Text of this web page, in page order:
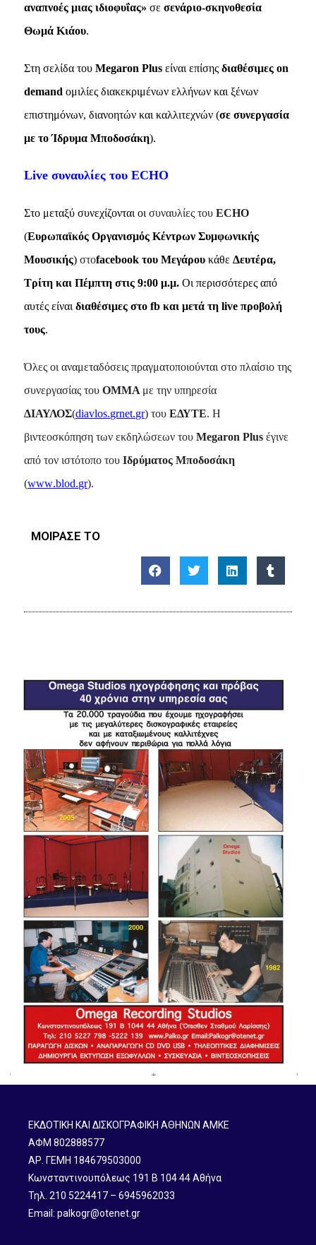
αναπνοές μιας ιδιοφυΐας» σε σενάριο-σκηνοθεσία
Θωμά Κιάου.
Στη σελίδα του Megaron Plusείναι επίσης διαθέσιμες on
demand ομιλίες διακεκριμένων ελλήνων και ξένων
επιστημόνων, διανοητών και καλλιτεχνών (σε συνεργασία
με το Ίδρυμα Μποδοσάκη).
Live συναυλίες του ECHO
Στο μεταξύ συνεχίζονται οι συναυλίες του ECHO
(Ευρωπαϊκός Οργανισμός Κέντρων Συμφωνικής
Μουσικής) στοfacebookτου Μεγάρου κάθε Δευτέρα,
Τρίτη και Πέμπτη στις 9:00 μ.μ. Οι περισσότερες από
αυτές είναι διαθέσιμες στο fbκαι μετά τη liveπροβολή
τους.
Όλες οι αναμεταδόσεις πραγματοποιούνται στο πλαίσιο της
συνεργασίας του ΟΜΜΑ με την υπηρεσία
ΔΙΑΥΛΟΣ(diavlos.grnet.gr) του ΕΔΥΤΕ. Η
βιντεοσκόπηση των εκδηλώσεων του Μegaron Plusέγινε
από τον ιστότοπο του Ιδρύματος Mποδοσάκη
(www.blod.gr).
ΜΟΙΡΑΣΕ ΤΟ
ΕΚΔΟΤΙΚΗ ΚΑΙ ΔΙΣΚΟΓΡΑΦΙΚΗ ΑΘΗΝΩΝ ΑΜΚΕ
ΑΦΜ 802888577
ΑΡ. ΓΕΜΗ 184679503000
Κωνσταντινουπόλεως 191 B 104 44 Αθήνα
Τηλ. 210 5224417 – 6945962033
Email: palkogr@otenet.gr